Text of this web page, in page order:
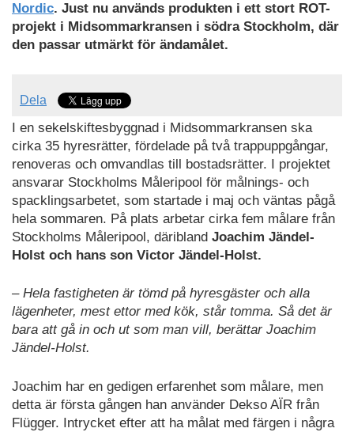
Nordic. Just nu används produkten i ett stort ROT-
projekt i Midsommarkransen i södra Stockholm, där
den passar utmärkt för ändamålet.
Dela
I en sekelskiftesbyggnad i Midsommarkransen ska
cirka 35 hyresrätter, fördelade på två trappuppgångar,
renoveras och omvandlas till bostadsrätter. I projektet
ansvarar Stockholms Måleripool för målnings- och
spacklingsarbetet, som startade i maj och väntas pågå
hela sommaren. På plats arbetar cirka fem målare från
Stockholms Måleripool, däribland Joachim Jändel-
Holst och hans son Victor Jändel-Holst.
– Hela fastigheten är tömd på hyresgäster och alla
lägenheter, mest ettor med kök, står tomma. Så det är
bara att gå in och ut som man vill, berättar Joachim
Jändel-Holst.
Joachim har en gedigen erfarenhet som målare, men
detta är första gången han använder Dekso AÏR från
Flügger. Intrycket efter att ha målat med färgen i några